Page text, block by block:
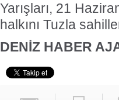
Yarışları, 21
halkını Tuzla
DENİZ HABER